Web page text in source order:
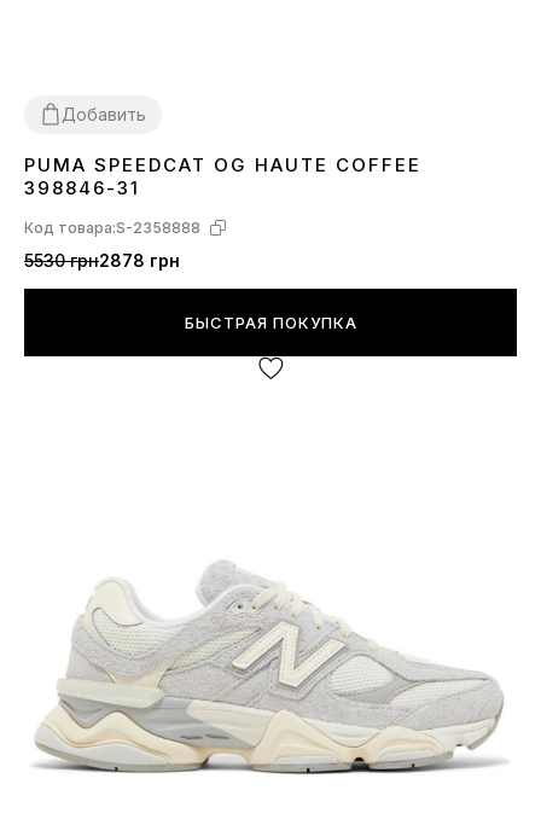
Добавить
36373839 40414344
PUMA SPEEDCAT OG HAUTE COFFEE
398846-31
Код товара:S-2358888
5530 грн2878 грн
БЫСТРАЯ ПОКУПКА